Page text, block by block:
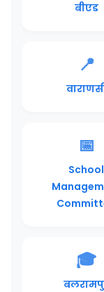
बीएड
📍
📅
School
🎓